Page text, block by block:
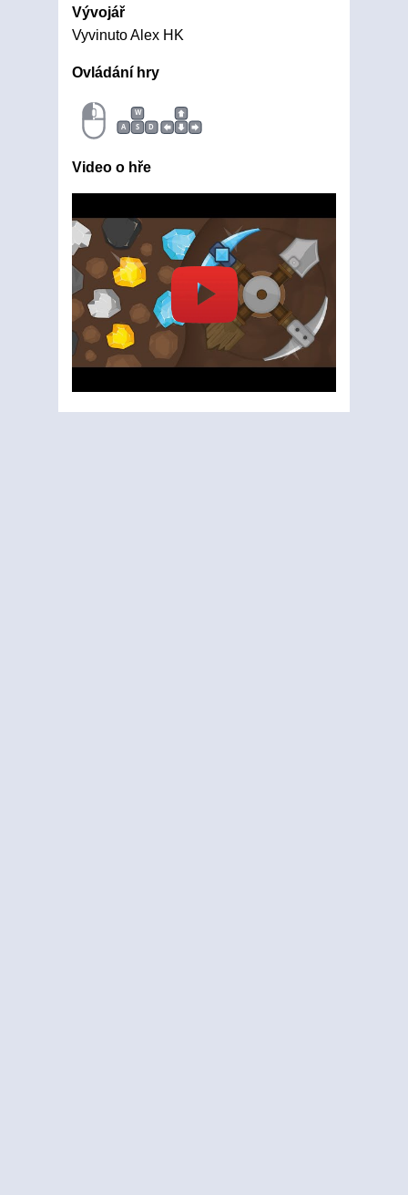
Vývojář
Vyvinuto Alex HK
Ovládání hry
W
A
S D
Video o hře